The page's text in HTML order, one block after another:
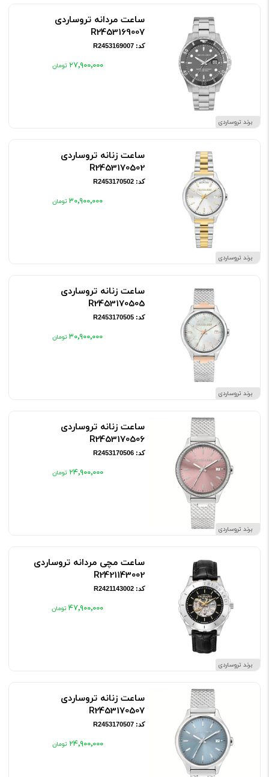
برند تروساردی
ساعت مردانه تروساردی
R2453169007
کد: R2453169007
۲۷٬۹۰۰٬۰۰۰
برند تروساردی
ساعت زنانه تروساردی
R2453170502
کد: R2453170502
۳۰٬۹۰۰٬۰۰۰
برند تروساردی
ساعت زنانه تروساردی
R2453170505
کد: R2453170505
۳۰٬۹۰۰٬۰۰۰
برند تروساردی
ساعت زنانه تروساردی
R2453170506
کد: R2453170506
۲۴٬۹۰۰٬۰۰۰
برند تروساردی
ساعت مچی مردانه تروساردی
R2421143002
کد: R2421143002
۴۷٬۹۰۰٬۰۰۰
ساعت زنانه تروساردی
R2453170507
کد: R2453170507
۲۴٬۹۰۰٬۰۰۰